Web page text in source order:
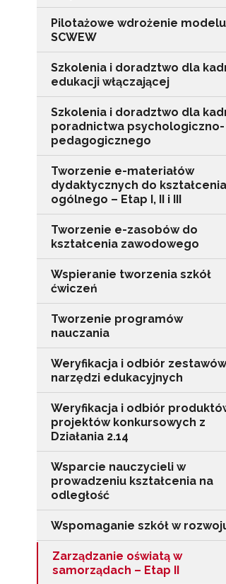
Pilotażowe wdrożenie modelu
SCWEW
Szkolenia i doradztwo dla
edukacji włączającej
Szkolenia i doradztwo dla
poradnictwa psychologiczno-
pedagogicznego
Tworzenie e-materiałów
dydaktycznych do kształcenia
ogólnego – Etap I, II i III
Tworzenie e-zasobów do
kształcenia zawodowego
Wspieranie tworzenia szkół
ćwiczeń
Tworzenie programów
nauczania
Weryfikacja i odbiór zestawów
narzędzi edukacyjnych
Weryfikacja i odbiór
projektów konkursowych z
Działania 2.14
Wsparcie nauczycieli w
prowadzeniu kształcenia na
odległość
Wspomaganie szkół w
Zarządzanie oświatą w
samorządach – Etap II